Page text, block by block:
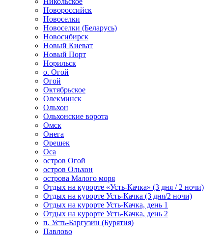
Новороссийск
Новоселки
Новоселки (Беларусь)
Новосибирск
Новый Киеват
Новый Порт
Норильск
о. Огой
Огой
Октябрьское
Олекминск
Ольхон
Ольхонские ворота
Омск
Онега
Орешек
Оса
остров Огой
остров Ольхон
острова Малого моря
Отдых на курорте «Усть-Качка» (3 дня / 2 ночи)
Отдых на курорте Усть-Качка (3 дня/2 ночи)
Отдых на курорте Усть-Качка, день 1
Отдых на курорте Усть-Качка, день 2
п. Усть-Баргузин (Бурятия)
Павлово